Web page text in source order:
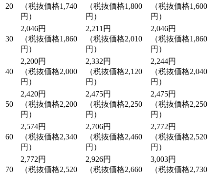
20
（税抜価格1,740
円）
（税抜価格1,800
円）
（税抜価格1,600
円）
30
2,046円
（税抜価格1,860
円）
2,211円
（税抜価格2,010
円）
2,046円
（税抜価格1,860
円）
40
2,200円
（税抜価格2,000
円）
2,332円
（税抜価格2,120
円）
2,244円
（税抜価格2,040
円）
50
2,420円
（税抜価格2,200
円）
2,475円
（税抜価格2,250
円）
2,475円
（税抜価格2,250
円）
60
2,574円
（税抜価格2,340
円）
2,706円
（税抜価格2,460
円）
2,772円
（税抜価格2,520
円）
70
2,772円
（税抜価格2,520
2,926円
（税抜価格2,660
3,003円
（税抜価格2,730